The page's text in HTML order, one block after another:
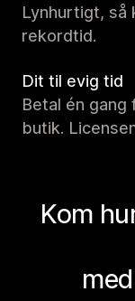
Lynhurtigt, så
rekordtid.
Dit til evig tid
Betal én gang
butik.
Kom